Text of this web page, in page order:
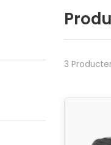
3